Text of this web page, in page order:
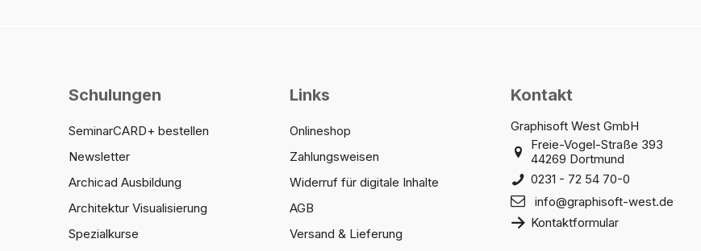
Schulungen
SeminarCARD+ bestellen
Newsletter
Archicad Ausbildung
Architektur Visualisierung
Spezialkurse
Links
Onlineshop
Zahlungsweisen
Widerruf für digitale Inhalte
AGB
Versand & Lieferung
Kontakt
Graphisoft West GmbH
Freie-Vogel-Straße 393
44269 Dortmund
0231 - 72 54 70-0
info@graphisoft-west.de
Kontaktformular